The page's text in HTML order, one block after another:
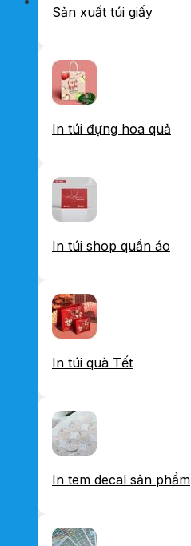
Sản xuất túi giấy
In túi đựng hoa quả
In túi shop quần áo
In túi quà Tết
In tem decal sản phẩm